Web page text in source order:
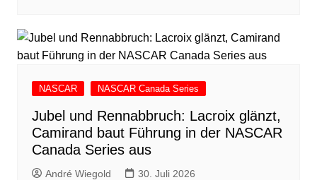
NASCAR NASCAR Canada Series
Jubel und Rennabbruch: Lacroix glänzt,
Camirand baut Führung in der NASCAR
Canada Series aus
André Wiegold 30. Juli 2026